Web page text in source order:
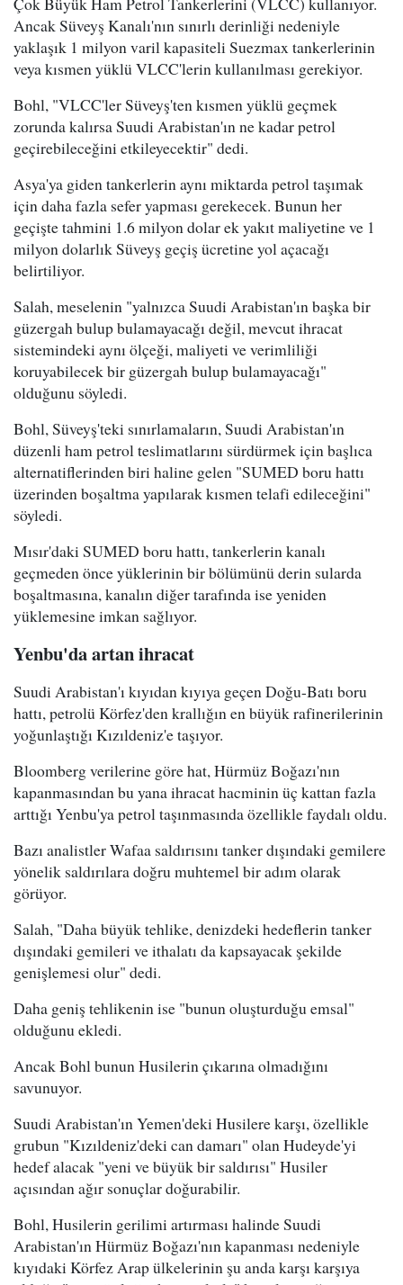
Ancak Süveyş Kanalı'nın sınırlı derinliği nedeniyle
yaklaşık 1 milyon varil kapasiteli Suezmax tankerlerinin
veya kısmen yüklü VLCC'lerin kullanılması gerekiyor.
Bohl, "VLCC'ler Süveyş'ten kısmen yüklü geçmek
zorunda kalırsa Suudi Arabistan'ın ne kadar petrol
geçirebileceğini etkileyecektir" dedi.
Asya'ya giden tankerlerin aynı miktarda petrol taşımak
için daha fazla sefer yapması gerekecek. Bunun her
geçişte tahmini 1.6 milyon dolar ek yakıt maliyetine ve 1
milyon dolarlık Süveyş geçiş ücretine yol açacağı
belirtiliyor.
Salah, meselenin "yalnızca Suudi Arabistan'ın başka bir
güzergah bulup bulamayacağı değil, mevcut ihracat
sistemindeki aynı ölçeği, maliyeti ve verimliliği
koruyabilecek bir güzergah bulup bulamayacağı"
olduğunu söyledi.
Bohl, Süveyş'teki sınırlamaların, Suudi Arabistan'ın
düzenli ham petrol teslimatlarını sürdürmek için başlıca
alternatiflerinden biri haline gelen "SUMED boru hattı
üzerinden boşaltma yapılarak kısmen telafi edileceğini"
söyledi.
Mısır'daki SUMED boru hattı, tankerlerin kanalı
geçmeden önce yüklerinin bir bölümünü derin sularda
boşaltmasına, kanalın diğer tarafında ise yeniden
yüklemesine imkan sağlıyor.
Yenbu'da artan ihracat
Suudi Arabistan'ı kıyıdan kıyıya geçen Doğu-Batı boru
hattı, petrolü Körfez'den krallığın en büyük rafinerilerinin
yoğunlaştığı Kızıldeniz'e taşıyor.
Bloomberg verilerine göre hat, Hürmüz Boğazı'nın
kapanmasından bu yana ihracat hacminin üç kattan fazla
arttığı Yenbu'ya petrol taşınmasında özellikle faydalı oldu.
Bazı analistler Wafaa saldırısını tanker dışındaki gemilere
yönelik saldırılara doğru muhtemel bir adım olarak
görüyor.
Salah, "Daha büyük tehlike, denizdeki hedeflerin tanker
dışındaki gemileri ve ithalatı da kapsayacak şekilde
genişlemesi olur" dedi.
Daha geniş tehlikenin ise "bunun oluşturduğu emsal"
olduğunu ekledi.
Ancak Bohl bunun Husilerin çıkarına olmadığını
savunuyor.
Suudi Arabistan'ın Yemen'deki Husilere karşı, özellikle
grubun "Kızıldeniz'deki can damarı" olan Hudeyde'yi
hedef alacak "yeni ve büyük bir saldırısı" Husiler
açısından ağır sonuçlar doğurabilir.
Bohl, Husilerin gerilimi artırması halinde Suudi
Arabistan'ın Hürmüz Boğazı'nın kapanması nedeniyle
kıyıdaki Körfez Arap ülkelerinin şu anda karşı karşıya